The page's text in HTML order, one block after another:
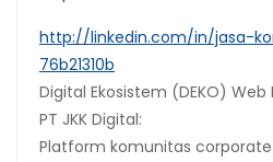
http://linkedin.com/in/jasa-
76b21310b
Digital Ekosistem (DEKO)
PT JKK Digital:
Platform komunitas